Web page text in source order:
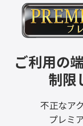
ご利用の
制限
不正なア
プレミ